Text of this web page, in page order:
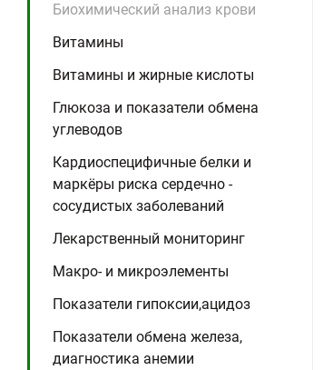
Биохимический анализ крови
Витамины
Витамины и жирные кислоты
Глюкоза и показатели обмена
углеводов
Кардиоспецифичные белки и
маркёры риска сердечно -
сосудистых заболеваний
Лекарственный мониторинг
Макро- и микроэлементы
Показатели гипоксии,ацидоз
Показатели обмена железа,
диагностика анемии